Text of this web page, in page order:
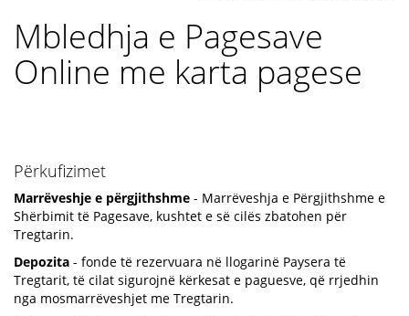
Mbledhja e Pagesave
Online me karta pagese
Përkufizimet
Marrëveshje e përgjithshme - Marrëveshja e Përgjithshme e
Shërbimit të Pagesave, kushtet e së cilës zbatohen për
Tregtarin.
Depozita - fonde të rezervuara në llogarinë Paysera të
Tregtarit, të cilat sigurojnë kërkesat e paguesve, që rrjedhin
nga mosmarrëveshjet me Tregtarin.